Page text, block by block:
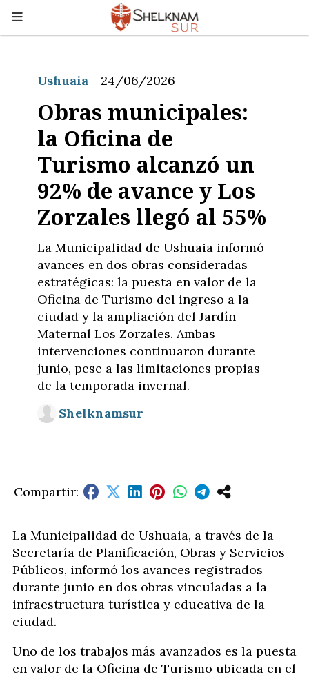
Obras municipales:
la Oficina de
Turismo alcanzó un
92% de avance y Los
Zorzales llegó al 55%
La Municipalidad de Ushuaia informó
avances en dos obras consideradas
estratégicas: la puesta en valor de la
Oficina de Turismo del ingreso a la
ciudad y la ampliación del Jardín
Maternal Los Zorzales. Ambas
intervenciones continuaron durante
junio, pese a las limitaciones propias
de la temporada invernal.
Ushuaia 24/06/2026
Shelknamsur
La Municipalidad de Ushuaia, a través de la
Secretaría de Planificación, Obras y Servicios
Públicos, informó los avances registrados
durante junio en dos obras vinculadas a la
infraestructura turística y educativa de la
ciudad.
Uno de los trabajos más avanzados es la puesta
en valor de la Oficina de Turismo ubicada en el